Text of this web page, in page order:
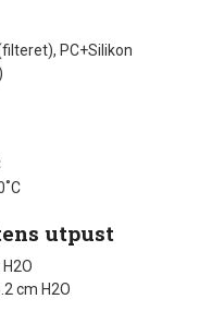
PC+Silikon
utpust
cm H2O